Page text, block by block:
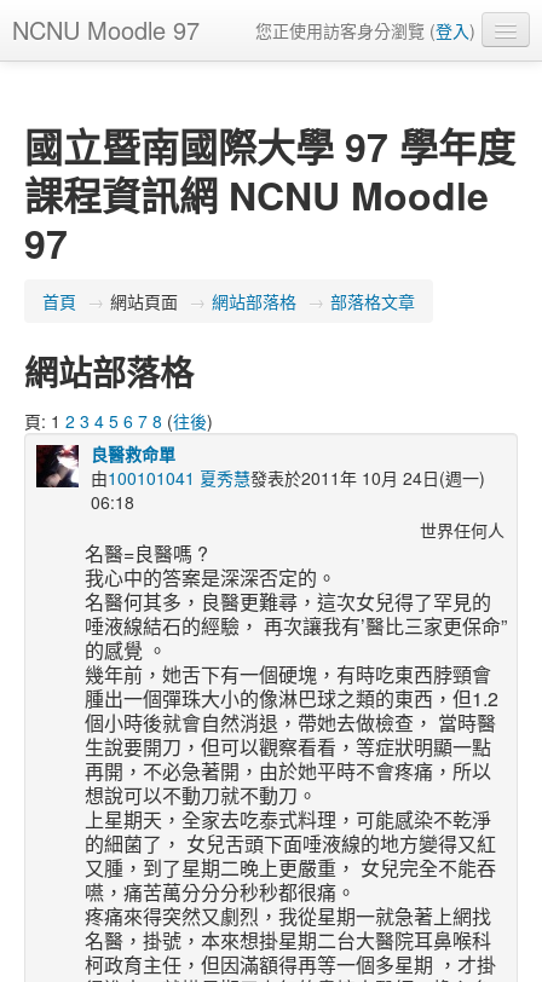
NCNU Moodle 97 您正使用訪客身分瀏覽 (登入)
國立暨南國際大學 97 學年度
課程資訊網 NCNU Moodle
97
首頁 → 網站頁面 → 網站部落格 → 部落格文章
網站部落格
頁: 1 2 3 4 5 6 7 8 (往後)
良醫救命單
由100101041 夏秀慧發表於2011年 10月 24日(週一)
06:18
世界任何人
名醫=良醫嗎 ?
我心中的答案是深深否定的。
名醫何其多，良醫更難尋，這次女兒得了罕見的
唾液線結石的經驗， 再次讓我有’醫比三家更保命”
的感覺 。
幾年前，她舌下有一個硬塊，有時吃東西脖頸會
腫出一個彈珠大小的像淋巴球之類的東西，但1.2
個小時後就會自然消退，帶她去做檢查， 當時醫
生說要開刀，但可以觀察看看，等症狀明顯一點
再開，不必急著開，由於她平時不會疼痛，所以
想說可以不動刀就不動刀。
上星期天，全家去吃泰式料理，可能感染不乾淨
的細菌了， 女兒舌頭下面唾液線的地方變得又紅
又腫，到了星期二晚上更嚴重， 女兒完全不能吞
嚥，痛苦萬分分分秒秒都很痛。
疼痛來得突然又劇烈，我從星期一就急著上網找
名醫，掛號，本來想掛星期二台大醫院耳鼻喉科
柯政育主任，但因滿額得再等一個多星期 ，才掛